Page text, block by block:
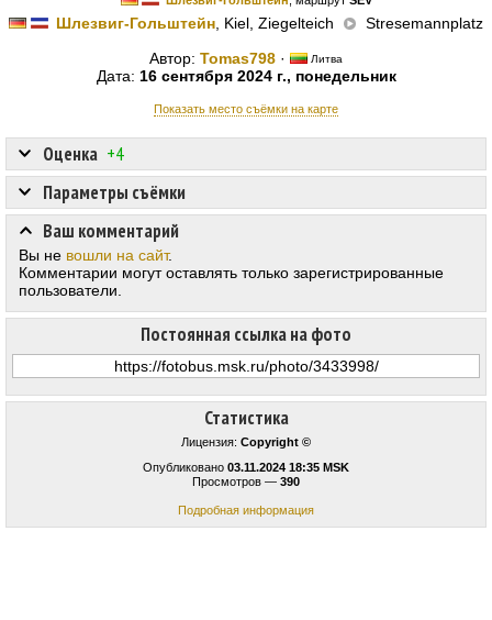
Шлезвиг-Гольштейн , Kiel, Ziegelteich
Stresemannplatz
Автор: Tomas798 · Литва
Дата: 16 сентября 2024 г., понедельник
Показать место съёмки на карте
Статистика
Лицензия: Copyright ©
Опубликовано 03.11.2024 18:35 MSK
Просмотров — 390
Подробная информация
Оценка +4
Постоянная ссылка на фото
Параметры съёмки
Ваш комментарий
Вы не вошли на сайт.
Комментарии могут оставлять только зарегистрированные
пользователи.